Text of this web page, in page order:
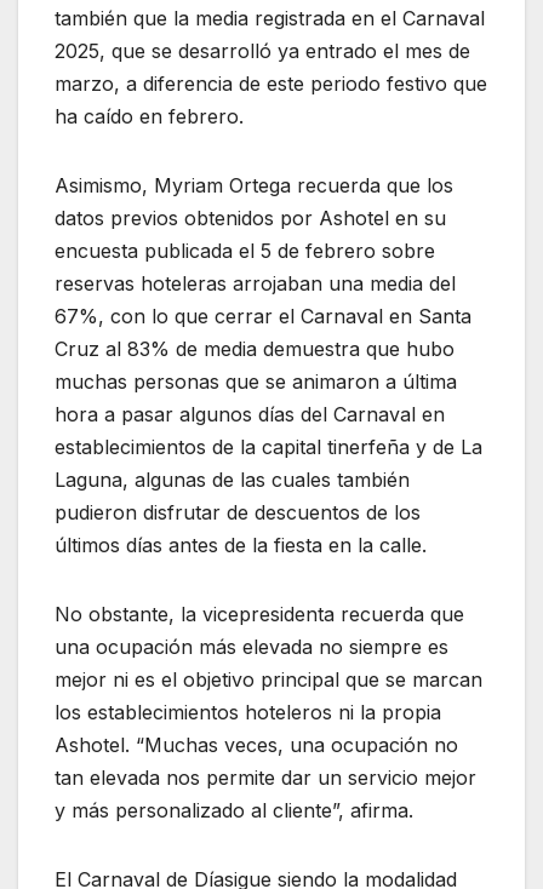
también que la media registrada en el Carnaval
2025, que se desarrolló ya entrado el mes de
marzo, a diferencia de este periodo festivo que
ha caído en febrero.
Asimismo, Myriam Ortega recuerda que los
datos previos obtenidos por Ashotel en su
encuesta publicada el 5 de febrero sobre
reservas hoteleras arrojaban una media del
67%, con lo que cerrar el Carnaval en Santa
Cruz al 83% de media demuestra que hubo
muchas personas que se animaron a última
hora a pasar algunos días del Carnaval en
establecimientos de la capital tinerfeña y de La
Laguna, algunas de las cuales también
pudieron disfrutar de descuentos de los
últimos días antes de la fiesta en la calle.
No obstante, la vicepresidenta recuerda que
una ocupación más elevada no siempre es
mejor ni es el objetivo principal que se marcan
los establecimientos hoteleros ni la propia
Ashotel. “Muchas veces, una ocupación no
tan elevada nos permite dar un servicio mejor
y más personalizado al cliente”, afirma.
El Carnaval de Díasigue siendo la modalidad